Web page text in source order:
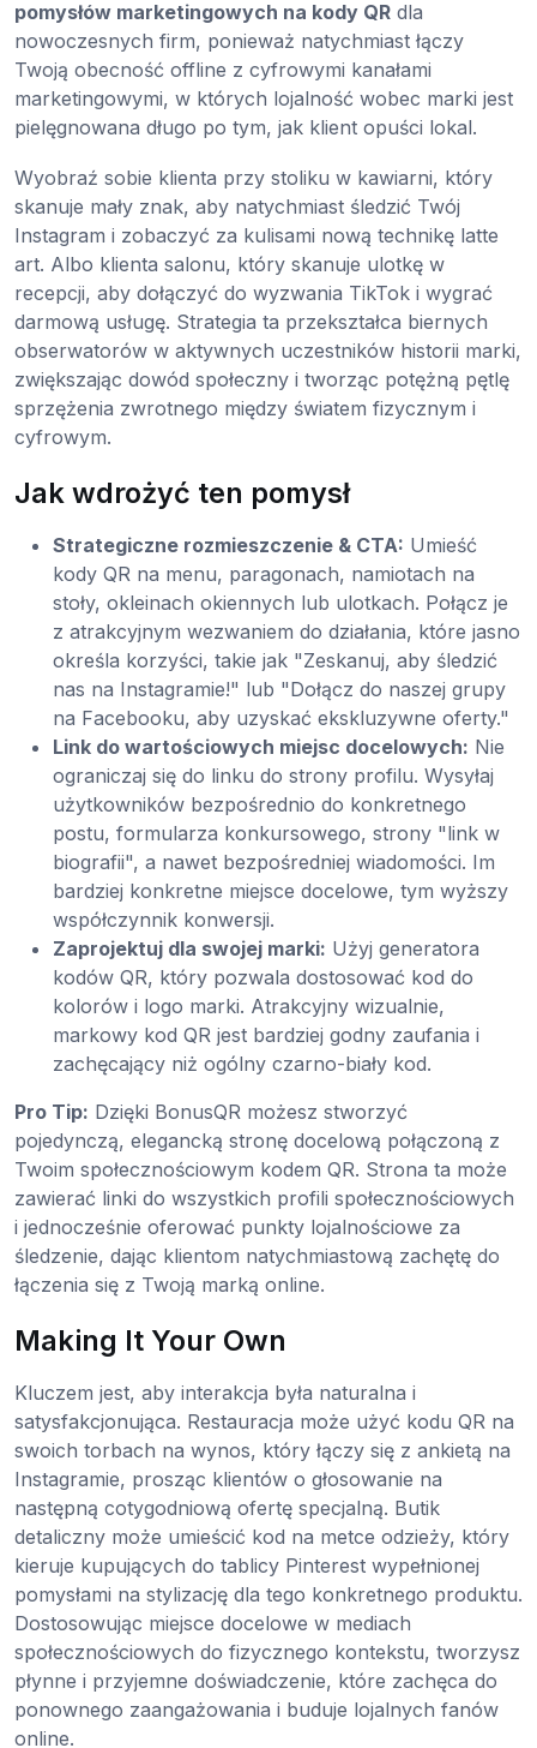
pomysłów marketingowych na kody QR dla
nowoczesnych firm, ponieważ natychmiast łączy
Twoją obecność offline z cyfrowymi kanałami
marketingowymi, w których lojalność wobec marki jest
pielęgnowana długo po tym, jak klient opuści lokal.
Wyobraź sobie klienta przy stoliku w kawiarni, który
skanuje mały znak, aby natychmiast śledzić Twój
Instagram i zobaczyć za kulisami nową technikę latte
art. Albo klienta salonu, który skanuje ulotkę w
recepcji, aby dołączyć do wyzwania TikTok i wygrać
darmową usługę. Strategia ta przekształca biernych
obserwatorów w aktywnych uczestników historii marki,
zwiększając dowód społeczny i tworząc potężną pętlę
sprzężenia zwrotnego między światem fizycznym i
cyfrowym.
Jak wdrożyć ten pomysł
Strategiczne rozmieszczenie & CTA: Umieść
kody QR na menu, paragonach, namiotach na
stoły, okleinach okiennych lub ulotkach. Połącz je
z atrakcyjnym wezwaniem do działania, które jasno
określa korzyści, takie jak "Zeskanuj, aby śledzić
nas na Instagramie!" lub "Dołącz do naszej grupy
na Facebooku, aby uzyskać ekskluzywne oferty."
Link do wartościowych miejsc docelowych: Nie
ograniczaj się do linku do strony profilu. Wysyłaj
użytkowników bezpośrednio do konkretnego
postu, formularza konkursowego, strony "link w
biografii", a nawet bezpośredniej wiadomości. Im
bardziej konkretne miejsce docelowe, tym wyższy
współczynnik konwersji.
Zaprojektuj dla swojej marki: Użyj generatora
kodów QR, który pozwala dostosować kod do
kolorów i logo marki. Atrakcyjny wizualnie,
markowy kod QR jest bardziej godny zaufania i
zachęcający niż ogólny czarno-biały kod.
Pro Tip: Dzięki BonusQR możesz stworzyć
pojedynczą, elegancką stronę docelową połączoną z
Twoim społecznościowym kodem QR. Strona ta może
zawierać linki do wszystkich profili społecznościowych
i jednocześnie oferować punkty lojalnościowe za
śledzenie, dając klientom natychmiastową zachętę do
łączenia się z Twoją marką online.
Making It Your Own
Kluczem jest, aby interakcja była naturalna i
satysfakcjonująca. Restauracja może użyć kodu QR na
swoich torbach na wynos, który łączy się z ankietą na
Instagramie, prosząc klientów o głosowanie na
następną cotygodniową ofertę specjalną. Butik
detaliczny może umieścić kod na metce odzieży, który
kieruje kupujących do tablicy Pinterest wypełnionej
pomysłami na stylizację dla tego konkretnego produktu.
Dostosowując miejsce docelowe w mediach
społecznościowych do fizycznego kontekstu, tworzysz
płynne i przyjemne doświadczenie, które zachęca do
ponownego zaangażowania i buduje lojalnych fanów
online.